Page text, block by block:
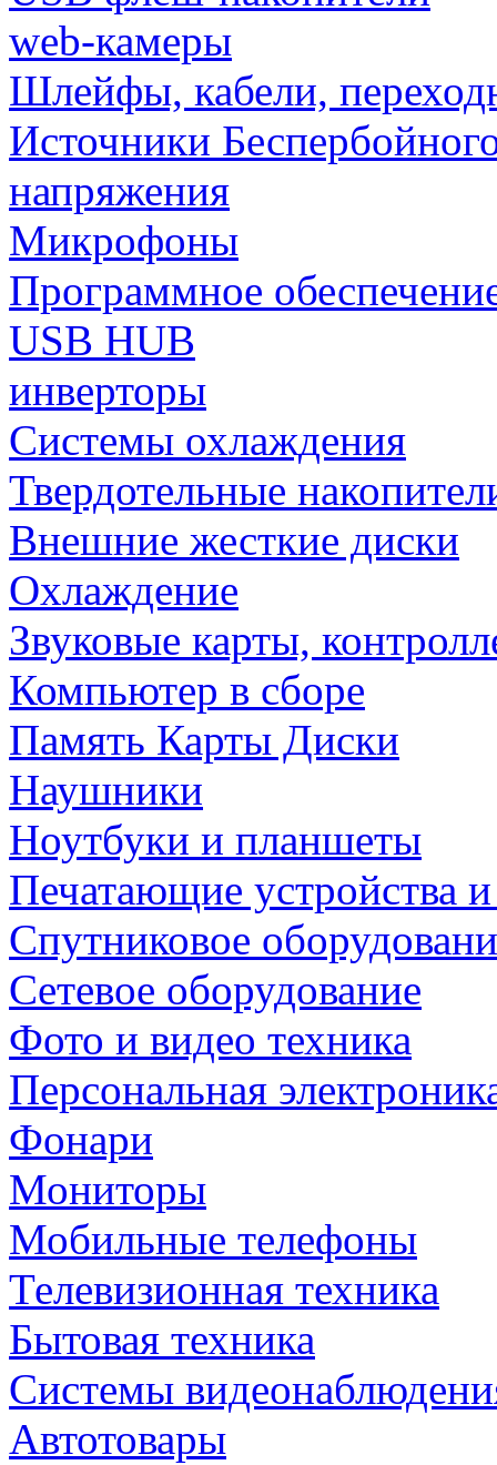
web-камеры
Шлейфы, кабели,
Источники
напряжения
Микрофоны
Программное
USB HUB
инверторы
Системы охлаждения
Твердотельные
Внешние жесткие диски
Охлаждение
Звуковые карты,
Компьютер в сборе
Память Карты Диски
Наушники
Ноутбуки и планшеты
Печатающие устройства
Спутниковое
Сетевое оборудование
Фото и видео техника
Персональная
Фонари
Мониторы
Мобильные телефоны
Телевизионная техника
Бытовая техника
Cистемы
Автотовары